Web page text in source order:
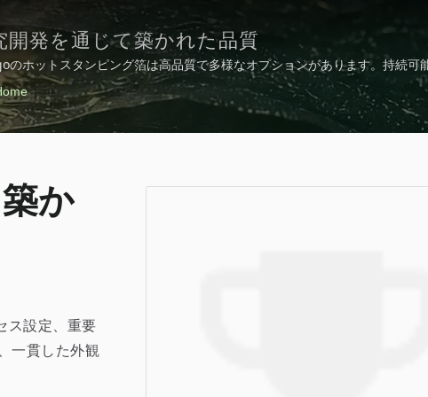
開発を通じて築かれた品質
のホットスタンピング箔は高品質で多様なオプションがあります。持続可
の目標を達成するために、ISO 9001認証に加えて、有害物質を避けるために
しました。
か
ス設定、重要
一貫した外観